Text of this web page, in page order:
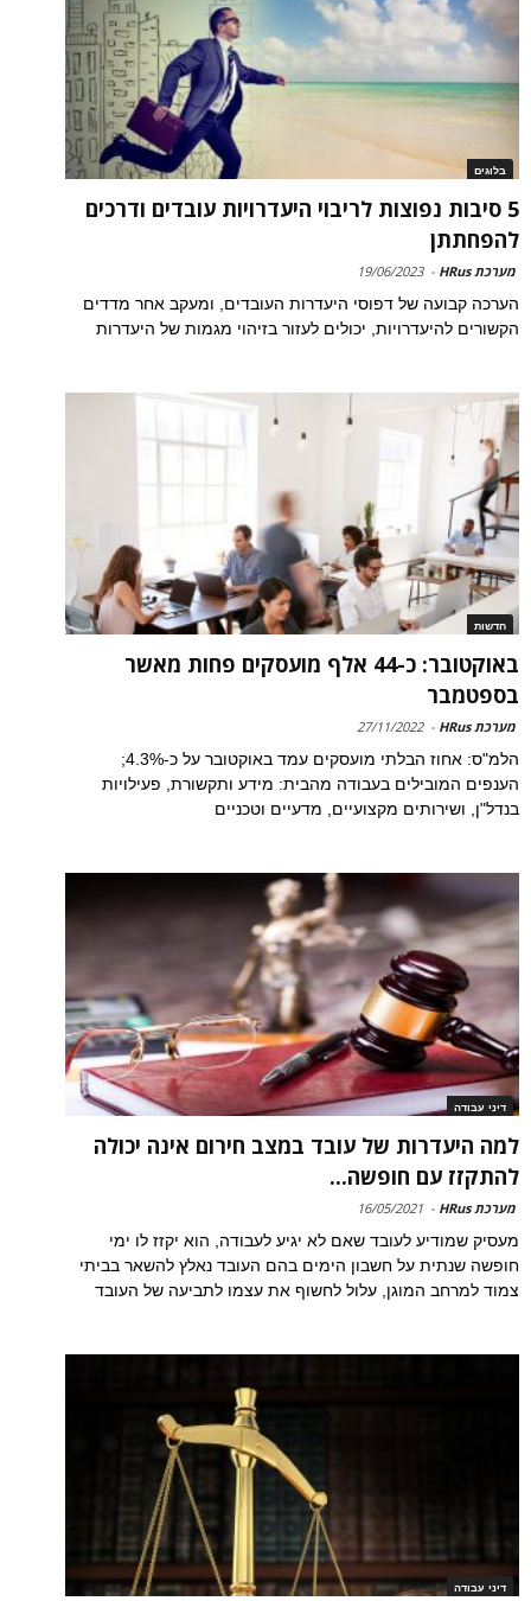
בלוגים
5 סיבות נפוצות לריבוי היעדרויות עובדים ודרכים
להפחתתן
מערכת HRus -
19/06/2023
הערכה קבועה של דפוסי היעדרות העובדים, ומעקב אחר מדדים
הקשורים להיעדרויות, יכולים לעזור בזיהוי מגמות של היעדרות
חדשות
באוקטובר: כ-44 אלף מועסקים פחות מאשר
בספטמבר
מערכת HRus -
27/11/2022
הלמ"ס: אחוז הבלתי מועסקים עמד באוקטובר על כ-4.3%;
הענפים המובילים בעבודה מהבית: מידע ותקשורת, פעילויות
בנדל"ן, ושירותים מקצועיים, מדעיים וטכניים
דיני עבודה
למה היעדרות של עובד במצב חירום אינה יכולה
להתקזז עם חופשה...
מערכת HRus -
16/05/2021
מעסיק שמודיע לעובד שאם לא יגיע לעבודה, הוא יקזז לו ימי
חופשה שנתית על חשבון הימים בהם העובד נאלץ להשאר בביתי
צמוד למרחב המוגן, עלול לחשוף את עצמו לתביעה של העובד
דיני עבודה